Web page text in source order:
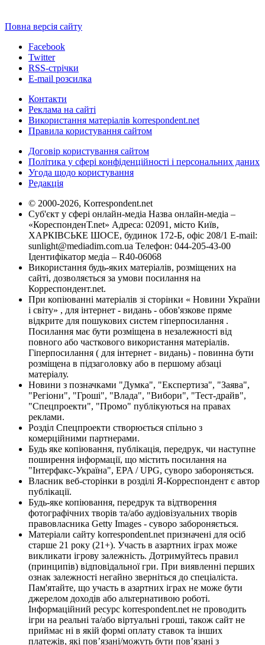
Повна версія сайту
Facebook
Twitter
RSS-стрічки
E-mail розсилка
Контакти
Реклама на сайті
Використання матеріалів korrespondent.net
Правила користування сайтом
Договір користування сайтом
Політика у сфері конфіденційності і персональних даних
Угода щодо користування
Редакція
© 2000-2026, Korrespondent.net
Суб'єкт у сфері онлайн-медіа Назва онлайн-медіа –
«КореспонденТ.net» Адреса: 02091, місто Київ,
ХАРКІВСЬКЕ ШОСЕ, будинок 172-Б, офіс 208/1 E-mail:
sunlight@mediadim.com.ua Телефон: 044-205-43-00
Ідентифікатор медіа – R40-06068
Використання будь-яких матеріалів, розміщених на
сайті, дозволяється за умови посилання на
Корреспондент.net.
При копіюванні матеріалів зі сторінки « Новини України
і світу» , для інтернет - видань - обов'язкове пряме
відкрите для пошукових систем гіперпосилання .
Посилання має бути розміщена в незалежності від
повного або часткового використання матеріалів.
Гіперпосилання ( для інтернет - видань) - повинна бути
розміщена в підзаголовку або в першому абзаці
матеріалу.
Новини з позначками "Думка", "Експертиза", "Заява",
"Регіони", "Гроші", "Влада", "Вибори", "Тест-драйв",
"Спецпроекти", "Промо" публікуються на правах
реклами.
Розділ Спецпроекти створюється спільно з
комерційними партнерами.
Будь яке копіювання, публікація, передрук, чи наступне
поширення інформації, що містить посилання на
"Інтерфакс-Україна", EPA / UPG, суворо забороняється.
Власник веб-сторінки в розділі Я-Корреспондент є автор
публікації.
Будь-яке копіювання, передрук та відтворення
фотографічних творів та/або аудіовізуальних творів
правовласника Getty Images - суворо забороняється.
Матеріали сайту korrespondent.net призначені для осіб
старше 21 року (21+). Участь в азартних іграх може
викликати ігрову залежність. Дотримуйтесь правил
(принципів) відповідальної гри. При виявленні перших
ознак залежності негайно зверніться до спеціаліста.
Пам'ятайте, що участь в азартних іграх не може бути
джерелом доходів або альтернативою роботі.
Інформаційний ресурс korrespondent.net не проводить
ігри на реальні та/або віртуальні гроші, також сайт не
приймає ні в якій формі оплату ставок та інших
платежів, які пов’язані/можуть бути пов’язані з